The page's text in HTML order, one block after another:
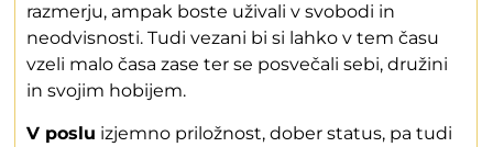
razmerju, ampak boste uživali v svobodi in
neodvisnosti. Tudi vezani bi si lahko v tem času
vzeli malo časa zase ter se posvečali sebi, družini
in svojim hobijem.
V poslu izjemno priložnost, dober status, pa tudi